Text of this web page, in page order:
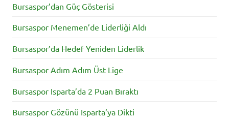
Bursaspor’dan Güç Gösterisi
Bursaspor Menemen’de Liderliği Aldı
Bursaspor’da Hedef Yeniden Liderlik
Bursaspor Adım Adım Üst Lige
Bursaspor Isparta’da 2 Puan Bıraktı
Bursaspor Gözünü Isparta’ya Dikti